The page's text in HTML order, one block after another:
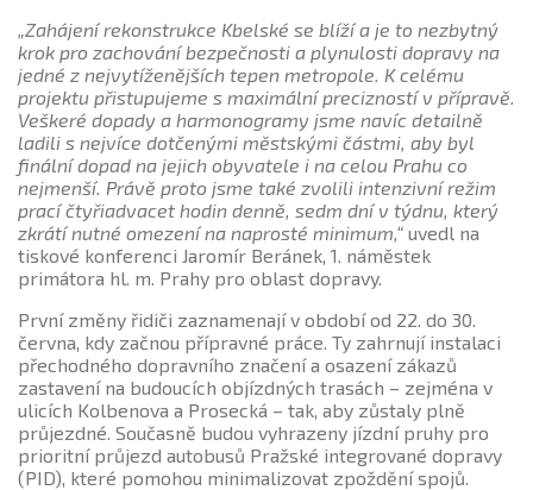
„Zahájení rekonstrukce Kbelské se blíží a je to nezbytný
krok pro zachování bezpečnosti a plynulosti dopravy na
jedné z nejvytíženějších tepen metropole. K celému
projektu přistupujeme s maximální precizností v přípravě.
Veškeré dopady a harmonogramy jsme navíc detailně
ladili s nejvíce dotčenými městskými částmi, aby byl
finální dopad na jejich obyvatele i na celou Prahu co
nejmenší. Právě proto jsme také zvolili intenzivní režim
prací čtyřiadvacet hodin denně, sedm dní v týdnu, který
zkrátí nutné omezení na naprosté minimum,“ uvedl na
tiskové konferenci Jaromír Beránek, 1. náměstek
primátora hl. m. Prahy pro oblast dopravy.
První změny řidiči zaznamenají v období od 22. do 30.
června, kdy začnou přípravné práce. Ty zahrnují instalaci
přechodného dopravního značení a osazení zákazů
zastavení na budoucích objízdných trasách – zejména v
ulicích Kolbenova a Prosecká – tak, aby zůstaly plně
průjezdné. Současně budou vyhrazeny jízdní pruhy pro
prioritní průjezd autobusů Pražské integrované dopravy
(PID), které pomohou minimalizovat zpoždění spojů.